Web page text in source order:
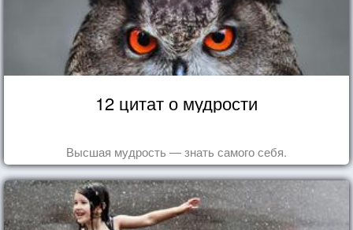
12 цитат о мудрости
Высшая мудрость — знать самого себя.